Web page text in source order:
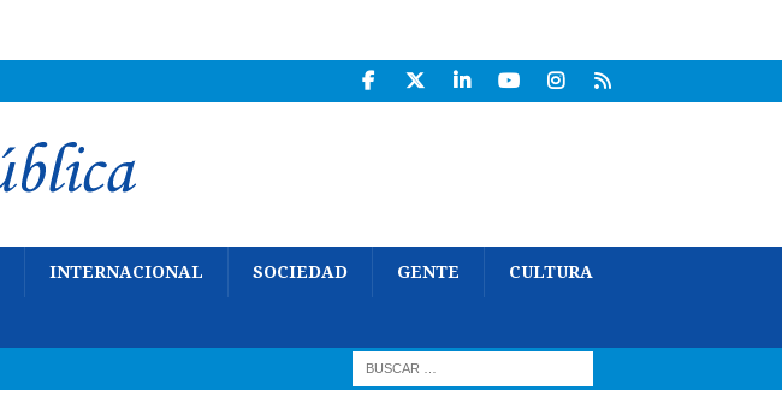
INTERNACIONAL SOCIEDAD GENTE CULTURA